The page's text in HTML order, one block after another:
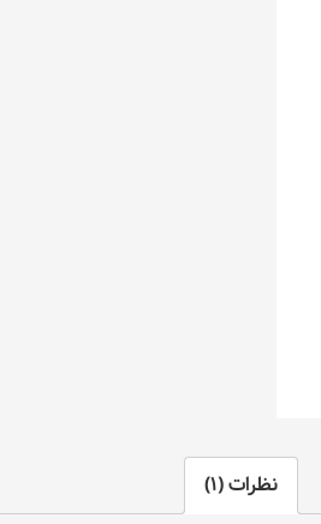
نظرات (1)